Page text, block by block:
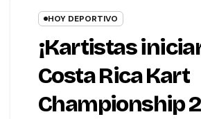
HOY DEPORTIVO
¡Kartistas
Costa Rica Kart
Championship